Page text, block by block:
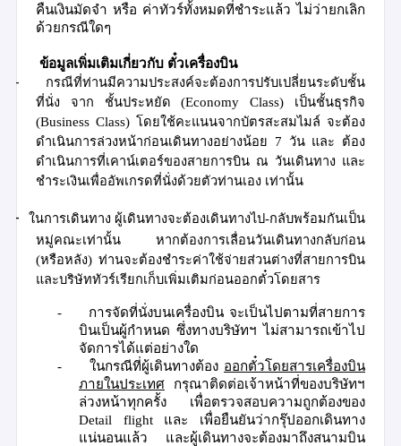
คืนเงินมัดจำ หรือ ค่าทัวร์ทั้งหมดที่ชำระแล้ว ไม่ว่ายกเลิก
ด้วยกรณีใดๆ
ข้อมูลเพิ่มเติมเกี่ยวกับ ตั๋วเครื่องบิน
-
กรณีที่ท่านมีความประสงค์จะต้องการปรับเปลี่ยนระดับชั้น
ที่นั่ง จาก
ชั้นประหยัด (Economy Class) เป็นชั้นธุรกิจ
(Business Class) โดยใช้คะแนนจากบัตรสะสมไมล์ จะต้อง
ดำเนินการล่วงหน้าก่อนเดินทางอย่างน้อย 7 วัน และ ต้อง
ดำเนินการที่เคาน์เตอร์ของสายการบิน ณ วันเดินทาง และ
ชำระเงินเพื่ออัพเกรดที่นั่งด้วยตัวท่านเอง เท่านั้น
- ในการเดินทาง ผู้เดินทางจะต้องเดินทางไป -กลับพร้อมกันเป็น
หมู่คณะเท่านั้น หากต้องการเลื่อนวันเดินทางกลับก่อน
(หรือหลัง) ท่านจะต้องชำระค่าใช้จ่ายส่วนต่างที่สายการบิน
และบริษัททัวร์เรียกเก็บเพิ่มเติมก่อนออกตั๋วโดยสาร
- การจัดที่นั่งบนเครื่องบิน จะเป็นไปตามที่สายการ
บินเป็นผู้กำหนด ซึ่งทางบริษัทฯ ไม่สามารถเข้าไป
จัดการได้แต่อย่างใด
- ในกรณีที่ผู้เดินทางต้อง ออกตั๋วโดยสารเครื่องบิน
ภายในประเทศ
กรุณาติดต่อเจ้าหน้าที่ของบริษัทฯ
ล่วงหน้าทุกครั้ง เพื่อตรวจสอบความถูกต้องของ
Detail flight และ เพื่อยืนยันว่ากรุ๊ปออกเดินทาง
แน่นอนแล้ว และผู้เดินทางจะต้องมาถึงสนามบิน